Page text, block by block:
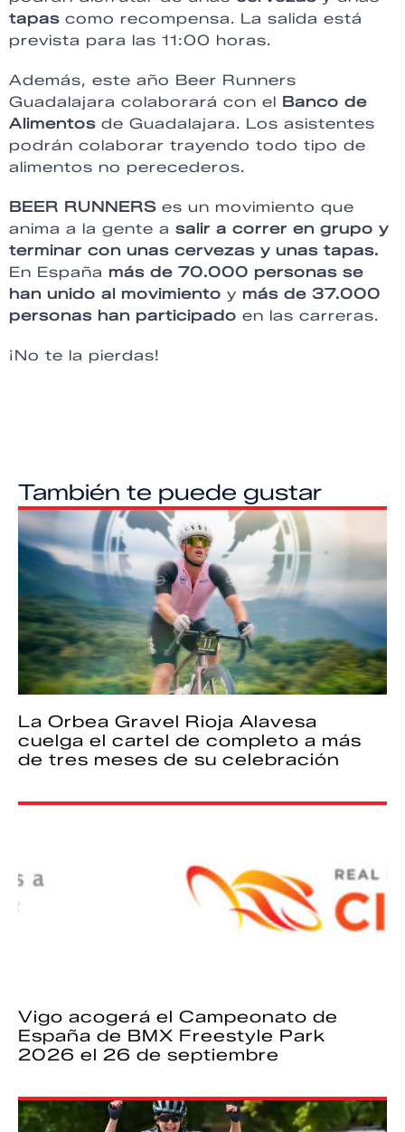
tapas como recompensa. La salida está
prevista para las 11:00 horas.
Además, este año Beer Runners
Guadalajara colaborará con el Banco de
Alimentos de Guadalajara. Los asistentes
podrán colaborar trayendo todo tipo de
alimentos no perecederos.
BEER RUNNERS es un movimiento que
anima a la gente a salir a correr en grupo y
terminar con unas cervezas y unas tapas.
En España más de 70.000 personas se
han unido al movimiento y más de 37.000
personas han participado en las carreras.
¡No te la pierdas!
También te puede gustar
La Orbea Gravel Rioja Alavesa
cuelga el cartel de completo a más
de tres meses de su celebración
Vigo acogerá el Campeonato de
España de BMX Freestyle Park
2026 el 26 de septiembre